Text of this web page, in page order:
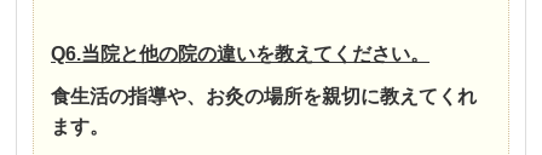
Q6.当院と他の院の違いを教えてください。
食生活の指導や、お灸の場所を親切に教えてくれ
ます。